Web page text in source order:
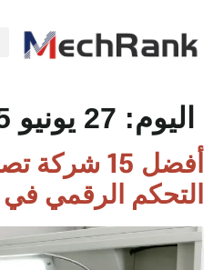
اليوم: 27 يونيو 2025
أفضل 15
التحكم الرقمي في